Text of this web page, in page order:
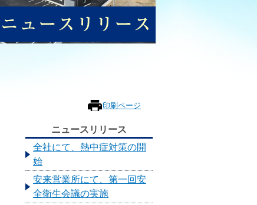
印刷ページ
ニュースリリース
全社にて、熱中症対策の開
始
安来営業所にて、第一回安
全衛生会議の実施